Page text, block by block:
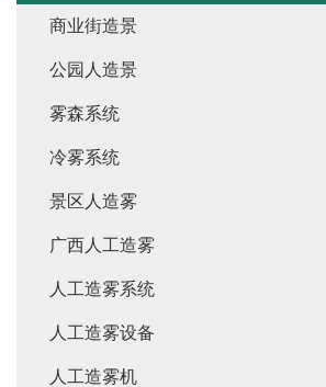
商业街造景
公园人造景
雾森系统
冷雾系统
景区人造雾
广西人工造雾
人工造雾系统
人工造雾设备
人工造雾机